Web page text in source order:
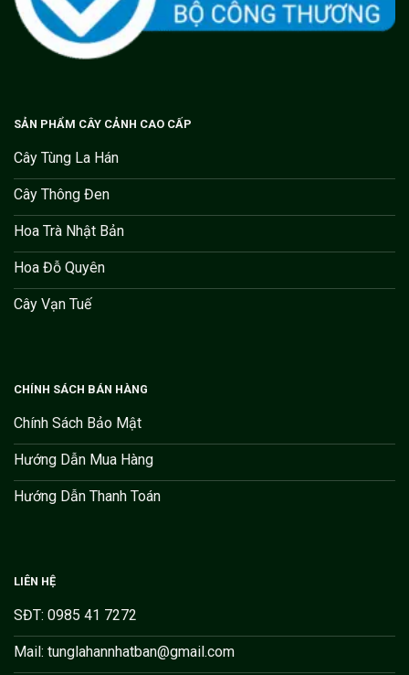
SẢN PHẨM CÂY CẢNH CAO CẤP
Cây Tùng La Hán
Cây Thông Đen
Hoa Trà Nhật Bản
Hoa Đỗ Quyên
Cây Vạn Tuế
CHÍNH SÁCH BÁN HÀNG
Chính Sách Bảo Mật
Hướng Dẫn Mua Hàng
Hướng Dẫn Thanh Toán
LIÊN HỆ
SĐT: 0985 41 7272
Mail: tunglahannhatban@gmail.com